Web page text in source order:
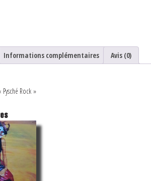
Informations complémentaires Avis (0)
Rock »